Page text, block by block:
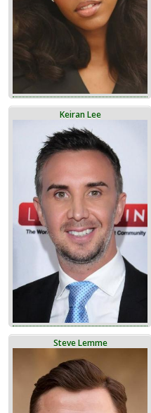
Keiran Lee
Steve Lemme